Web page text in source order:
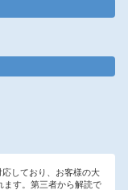
しており、お客様の大
ます。第三者から解読で